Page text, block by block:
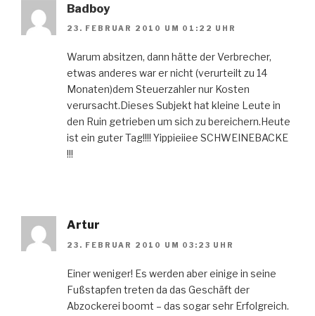
Badboy
23. FEBRUAR 2010 UM 01:22 UHR
Warum absitzen, dann hätte der Verbrecher,
etwas anderes war er nicht (verurteilt zu 14
Monaten)dem Steuerzahler nur Kosten
verursacht.Dieses Subjekt hat kleine Leute in
den Ruin getrieben um sich zu bereichern.Heute
ist ein guter Tag!!!! Yippieiiee SCHWEINEBACKE
!!!
Artur
23. FEBRUAR 2010 UM 03:23 UHR
Einer weniger! Es werden aber einige in seine
Fußstapfen treten da das Geschäft der
Abzockerei boomt – das sogar sehr Erfolgreich.